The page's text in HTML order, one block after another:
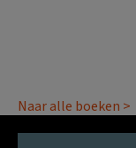
Naar alle boeken >